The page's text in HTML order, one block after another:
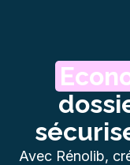
Avec Rénolib,